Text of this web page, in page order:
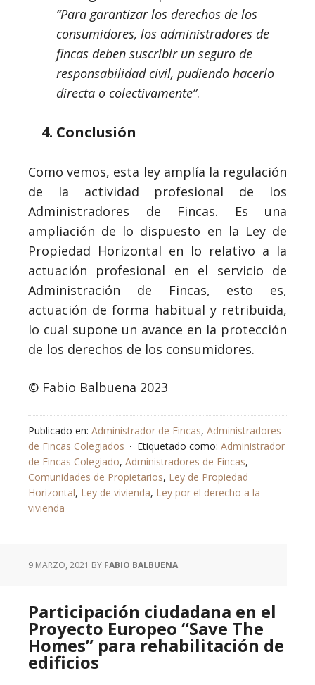
“Para garantizar los derechos de los
consumidores, los administradores de
fincas deben suscribir un seguro de
responsabilidad civil, pudiendo hacerlo
directa o colectivamente”.
Conclusión
Como vemos, esta ley amplía la regulación
de la actividad profesional de los
Administradores de Fincas. Es una
ampliación de lo dispuesto en la Ley de
Propiedad Horizontal en lo relativo a la
actuación profesional en el servicio de
Administración de Fincas, esto es,
actuación de forma habitual y retribuida,
lo cual supone un avance en la protección
de los derechos de los consumidores.
© Fabio Balbuena 2023
Publicado en: Administrador de Fincas, Administradores
de Fincas Colegiados
Etiquetado como: Administrador
de Fincas Colegiado, Administradores de Fincas,
Comunidades de Propietarios, Ley de Propiedad
Horizontal, Ley de vivienda, Ley por el derecho a la
vivienda
9 MARZO, 2021 BY FABIO BALBUENA
Participación ciudadana en el
Proyecto Europeo “Save The
Homes” para rehabilitación de
edificios